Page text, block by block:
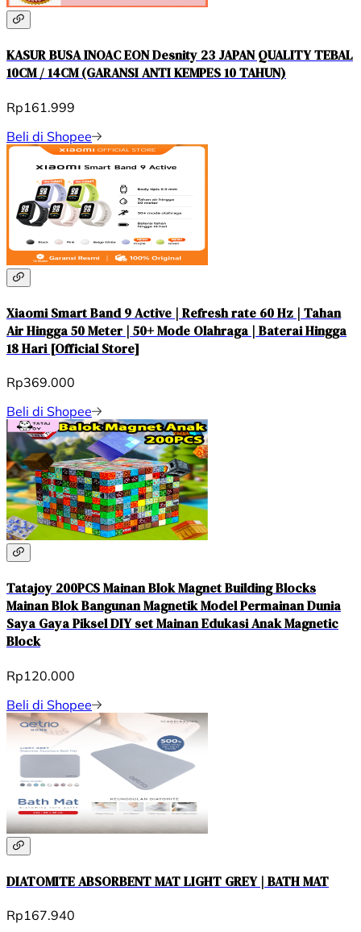
KASUR BUSA INOAC EON Desnity 23 JAPAN QUALITY TEBAL
10CM / 14CM (GARANSI ANTI KEMPES 10 TAHUN)
Rp161.999
Beli di Shopee
Xiaomi Smart Band 9 Active | Refresh rate 60 Hz | Tahan
Air Hingga 50 Meter | 50+ Mode Olahraga | Baterai Hingga
18 Hari [Official Store]
Rp369.000
Beli di Shopee
Tatajoy 200PCS Mainan Blok Magnet Building Blocks
Mainan Blok Bangunan Magnetik Model Permainan Dunia
Saya Gaya Piksel DIY set Mainan Edukasi Anak Magnetic
Block
Rp120.000
Beli di Shopee
DIATOMITE ABSORBENT MAT LIGHT GREY | BATH MAT
Rp167.940